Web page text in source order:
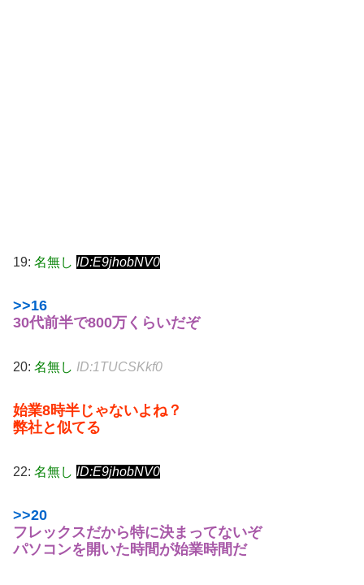
19: 名無し ID:E9jhobNV0
>>16
30代前半で800万くらいだぞ
20: 名無し ID:1TUCSKkf0
始業8時半じゃないよね？
弊社と似てる
22: 名無し ID:E9jhobNV0
>>20
フレックスだから特に決まってないぞ
パソコンを開いた時間が始業時間だ